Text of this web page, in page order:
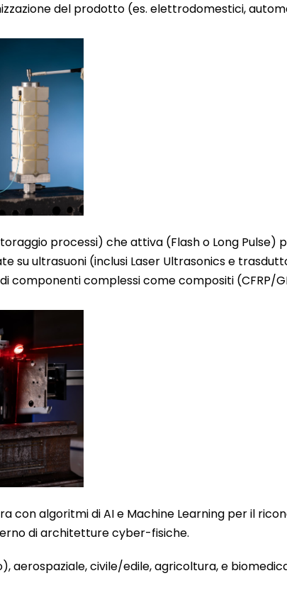
del prodotto (es. elettrodomestici,
processi) che attiva (Flash o Long Pulse)
su ultrasuoni (inclusi Laser Ultrasonics e
componenti complessi come compositi (CFRP/
con algoritmi di AI e Machine Learning per il
di architetture cyber-fisiche.
civile/edile, agricoltura, e